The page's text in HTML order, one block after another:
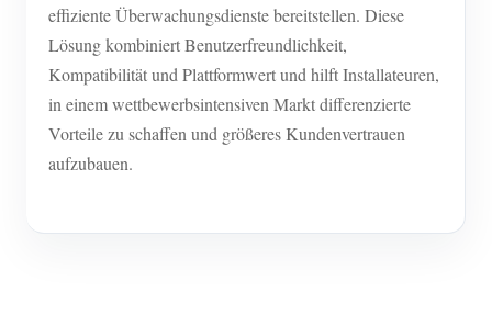
effiziente Überwachungsdienste bereitstellen. Diese
Lösung kombiniert Benutzerfreundlichkeit,
Kompatibilität und Plattformwert und hilft Installateuren,
in einem wettbewerbsintensiven Markt differenzierte
Vorteile zu schaffen und größeres Kundenvertrauen
aufzubauen.